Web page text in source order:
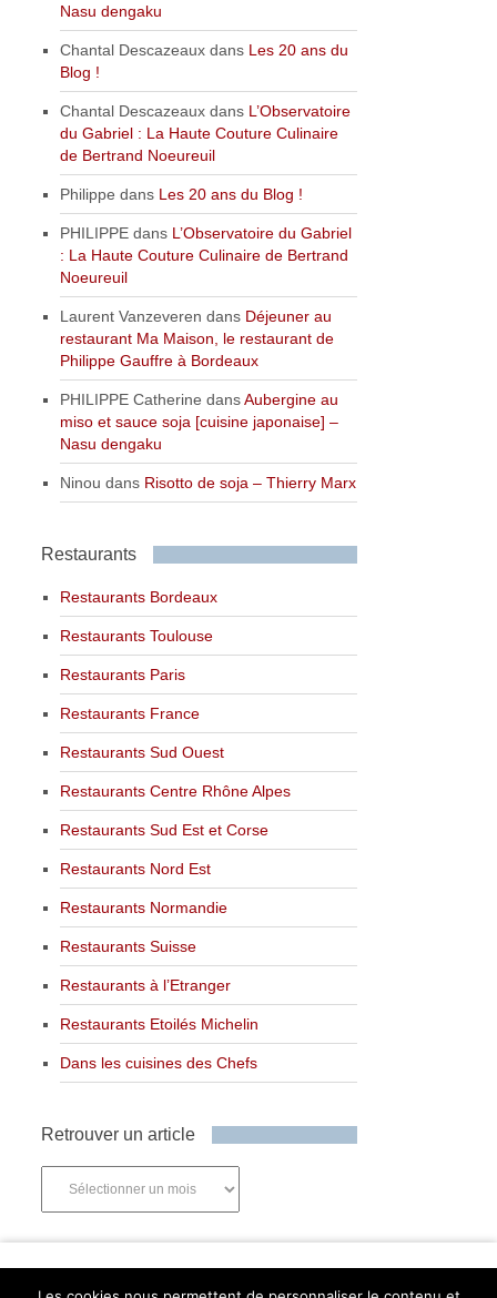
Nasu dengaku
Chantal Descazeaux dans Les 20 ans du
Blog !
Chantal Descazeaux dans L’Observatoire
du Gabriel : La Haute Couture Culinaire
de Bertrand Noeureuil
Philippe dans Les 20 ans du Blog !
PHILIPPE dans L’Observatoire du Gabriel
: La Haute Couture Culinaire de Bertrand
Noeureuil
Laurent Vanzeveren dans Déjeuner au
restaurant Ma Maison, le restaurant de
Philippe Gauffre à Bordeaux
PHILIPPE Catherine dansAubergine au
miso et sauce soja [cuisine japonaise] –
Nasu dengaku
Ninou dans Risotto de soja – Thierry Marx
Restaurants
Restaurants Bordeaux
Restaurants Toulouse
Restaurants Paris
Restaurants France
Restaurants Sud Ouest
Restaurants Centre Rhône Alpes
Restaurants Sud Est et Corse
Restaurants Nord Est
Restaurants Normandie
Restaurants Suisse
Restaurants à l’Etranger
Restaurants Etoilés Michelin
Dans les cuisines des Chefs
Retrouver un article